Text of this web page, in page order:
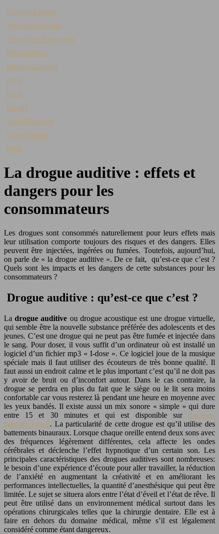
Shopping/Mode
Voyage/Tourisme
Immobilier/Patrimoine
Maison/Déco
Business/Emploi
Droit
Food
Beauté
Santé/Bien-être
Loisirs/Sports
Blog
La drogue auditive : effets et
dangers pour les
consommateurs
Les drogues sont consommés naturellement pour leurs effets mais
leur utilisation comporte toujours des risques et des dangers. Elles
peuvent être injectées, ingérées ou fumées. Toutefois, aujourd’hui,
on parle de « la drogue auditive ». De ce fait, qu’est-ce que c’est ?
Quels sont les impacts et les dangers de cette substances pour les
consommateurs ?
Drogue auditive : qu’est-ce que c’est ?
Ladrogue auditive ou drogue acoustique est une drogue virtuelle,
qui semble être la nouvelle substance préférée des adolescents et des
jeunes. C’est une drogue qui ne peut pas être fumée et injectée dans
le sang. Pour doser, il vous suffit d’un ordinateur où est installé un
logiciel d’un fichier mp3 « I-dose ». Ce logiciel joue de la musique
spéciale mais il faut utiliser des écouteurs de très bonne qualité. Il
faut aussi un endroit calme et le plus important c’est qu’il ne doit pas
y avoir de bruit ou d’inconfort autour. Dans le cas contraire, la
drogue se perdra en plus du fait que le siège ou le lit sera moins
confortable car vous resterez là pendant une heure en moyenne avec
les yeux bandés. Il existe aussi un mix sonore « simple » qui dure
entre 15 et 30 minutes et qui est disponible sur drogues-
dependances.fr. La particularité de cette drogue est qu’il utilise des
battements binauraux. Lorsque chaque oreille entend deux sons avec
des fréquences légèrement différentes, cela affecte les ondes
cérébrales et déclenche l’effet hypnotique d’un certain son. Les
principales caractéristiques des drogues auditives sont nombreuses:
le besoin d’une expérience d’écoute pour aller travailler, la réduction
de l’anxiété en augmentant la créativité et en améliorant les
performances intellectuelles, la quantité d’anesthésique qui peut être
limitée. Le sujet se situera alors entre l’état d’éveil et l’état de rêve. Il
peut être utilisé dans un environnement médical surtout dans les
opérations chirurgicales telles que la chirurgie dentaire. Elle est à
faire en dehors du domaine médical, même s’il est légalement
considéré comme étant dangereux.